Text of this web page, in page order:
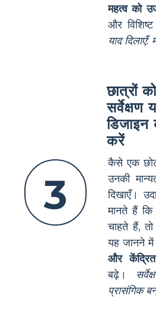
महत्व को
और
याद दिलाएँ:
3
छात्रों
सर्वेक्षण
करें
कैसे एक
उनकी
दिखाएँ।
मानते हैं कि
चाहते हैं,
यह जानने
और
बढ़े।
प्रासंगिक